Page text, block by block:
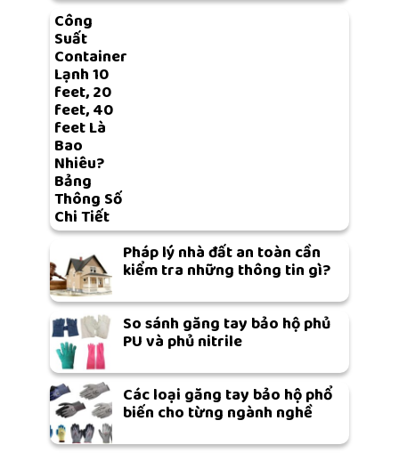
Công
Suất
Container
Lạnh 10
feet, 20
feet, 40
feet Là
Bao
Nhiêu?
Bảng
Thông Số
Chi Tiết
Pháp lý nhà đất an toàn cần
kiểm tra những thông tin gì?
So sánh găng tay bảo hộ phủ
PU và phủ nitrile
Các loại găng tay bảo hộ phổ
biến cho từng ngành nghề